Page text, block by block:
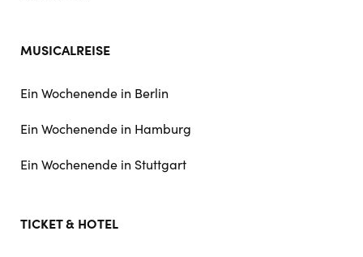
MUSICALREISE
Ein Wochenende in Berlin
Ein Wochenende in Hamburg
Ein Wochenende in Stuttgart
TICKET & HOTEL